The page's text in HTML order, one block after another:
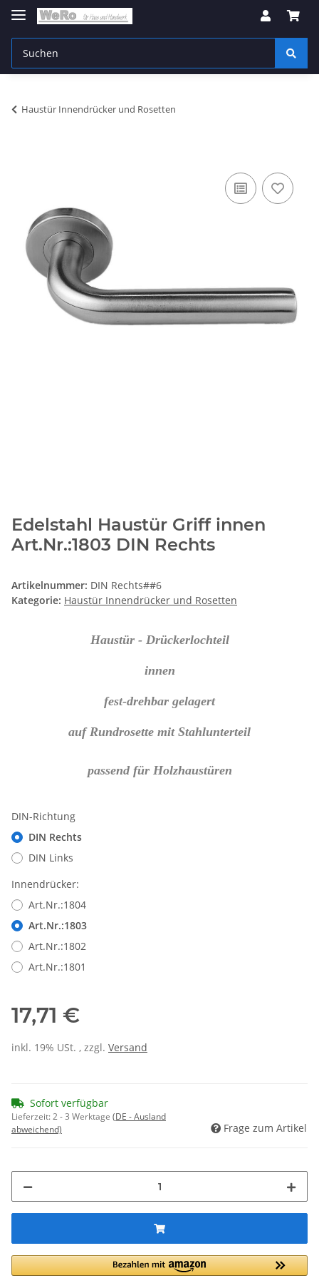
Haustür Innendrücker und Rosetten
Edelstahl Haustür Griff innen
Art.Nr.:1803 DIN Rechts
Artikelnummer: DIN Rechts##6
Kategorie: Haustür Innendrücker und Rosetten
Haustür - Drückerlochteil
innen
fest-drehbar gelagert
auf Rundrosette mit Stahlunterteil
passend für Holzhaustüren
DIN-Richtung
DIN Rechts
DIN Links
Innendrücker:
Art.Nr.:1804
Art.Nr.:1803
Art.Nr.:1802
Art.Nr.:1801
17,71 €
inkl. 19% USt. , zzgl. Versand
Sofort verfügbar
Lieferzeit:2 - 3 Werktage (DE - Ausland
abweichend)
Frage zum Artikel